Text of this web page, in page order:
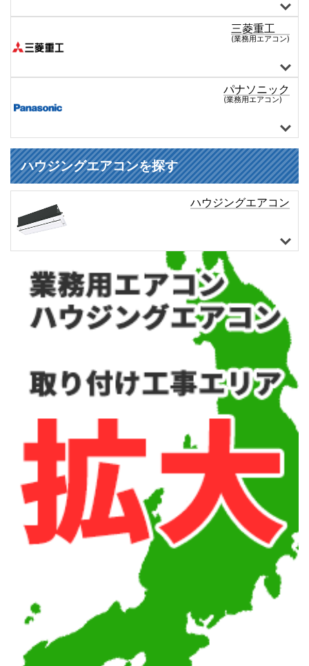
三菱重工
(業務用エアコン)
パナソニック
(業務用エアコン)
天井カセット形4方向
天井カセット形2方向
天井カセット形1方向
天井吊形
床置き形
壁掛け形
ビルトイン形
天井埋込ダクト形
厨房用天井吊形
マルチタイプ
パナソニック 全商品
ハウジングエアコンを探す
ハウジングエアコン